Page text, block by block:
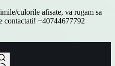
culorile afisate, va rugam sa
contactati! +40744677792